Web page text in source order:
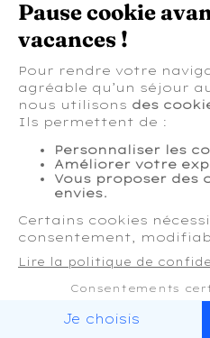
durée pouvant aller jusqu’à
des destinations. Pour vous
de vos démarches, et
d’obtention prévisionnel,
l’ambassade ou le consulat
part, ainsi que le site
Internet
voyageurs/ .
• Formalités administratives
(de nationalité française)
Si le mineur voyage avec un
un adulte non titulaire de
parent ne portant pas le
spécifiques peuvent être
territoire d’un mineur (ou
étranger). Selon la
consulter le site